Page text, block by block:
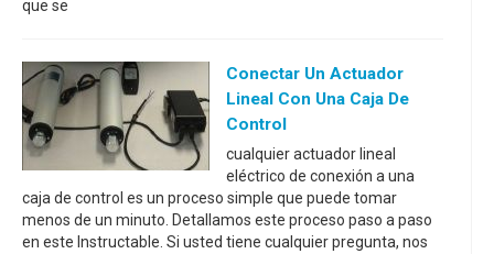
que se
Conectar Un Actuador
Lineal Con Una Caja De
Control
cualquier actuador lineal
eléctrico de conexión a una
caja de control es un proceso simple que puede tomar
menos de un minuto. Detallamos este proceso paso a paso
en este Instructable. Si usted tiene cualquier pregunta, nos